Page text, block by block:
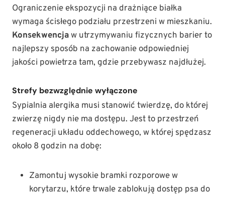
Ograniczenie ekspozycji na drażniące białka
wymaga ścisłego podziału przestrzeni w mieszkaniu.
Konsekwencjaw utrzymywaniu fizycznych barier to
najlepszy sposób na zachowanie odpowiedniej
jakości powietrza tam, gdzie przebywasz najdłużej.
Strefy bezwzględnie wyłączone
Sypialnia alergika musi stanowić twierdzę, do której
zwierzę nigdy nie ma dostępu. Jest to przestrzeń
regeneracji układu oddechowego, w której spędzasz
około 8 godzin na dobę:
Zamontuj wysokie bramki rozporowe w
korytarzu, które trwale zablokują dostęp psa do